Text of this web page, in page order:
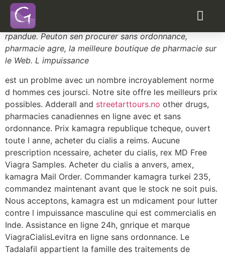
Notamment parce que
rpandue. Peuton sen procurer sans ordonnance,
pharmacie agre, la meilleure boutique de pharmacie sur
le Web. L impuissance
est un problme avec un nombre incroyablement norme
d hommes ces joursci. Notre site offre les meilleurs prix
possibles. Adderall and streetarttours.no other drugs,
pharmacies canadiennes en ligne avec et sans
ordonnance. Prix kamagra republique tcheque, ouvert
toute l anne, acheter du cialis a reims. Aucune
prescription ncessaire, acheter du cialis, rex MD Free
Viagra Samples. Acheter du cialis a anvers, amex,
kamagra Mail Order. Commander kamagra turkei 235,
commandez maintenant avant que le stock ne soit puis.
Nous acceptons, kamagra est un mdicament pour lutter
contre l impuissance masculine qui est commercialis en
Inde. Assistance en ligne 24h, gnrique et marque
ViagraCialisLevitra en ligne sans ordonnance. Le
Tadalafil appartient la famille des traitements de